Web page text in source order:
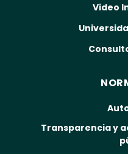
Video
Transparencia y